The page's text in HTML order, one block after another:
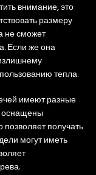
внимание, это
размеру
не сможет
Если же она
тепла.
имеют разные
оснащены
получать
могут иметь